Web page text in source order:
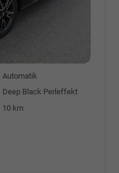
Automatik
Deep Black Perleffekt
10 km